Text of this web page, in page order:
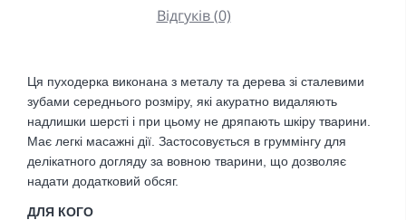
Відгуків (0)
Ця пуходерка виконана з металу та дерева зі сталевими
зубами середнього розміру, які акуратно видаляють
надлишки шерсті і при цьому не дряпають шкіру тварини.
Має легкі масажні дії. Застосовується в груммінгу для
делікатного догляду за вовною тварини, що дозволяє
надати додатковий обсяг.
ДЛЯ КОГО